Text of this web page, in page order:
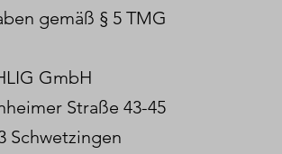
gemäß § 5 TMG
GmbH
Straße 43-45
Schwetzingen